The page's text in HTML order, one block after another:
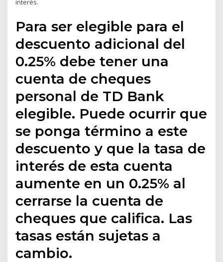
interés.
Para ser elegible para el
descuento adicional del
0.25% debe tener una
cuenta de cheques
personal de TD Bank
elegible. Puede ocurrir que
se ponga término a este
descuento y que la tasa de
interés de esta cuenta
aumente en un 0.25% al
cerrarse la cuenta de
cheques que califica. Las
tasas están sujetas a
cambio.